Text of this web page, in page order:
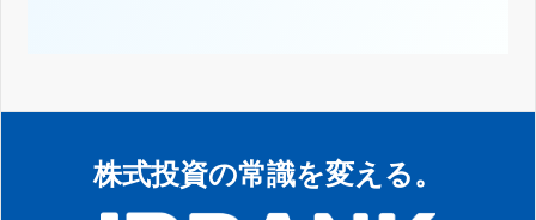
株式投資の常識を変える。